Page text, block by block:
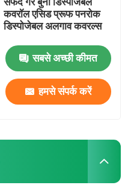
कवरॉल एसिड प्रूफ पनरोक
डिस्पोजेबल अलगाव कवरल्स
सबसे अच्छी कीमत
हमसे संपर्क करें